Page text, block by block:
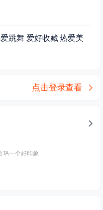
跳舞 爱好收藏 热爱美
点击登录查看
一个好印象